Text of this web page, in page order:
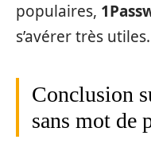
populaires,
s’avérer très utiles.
Conclusion
sans mot de